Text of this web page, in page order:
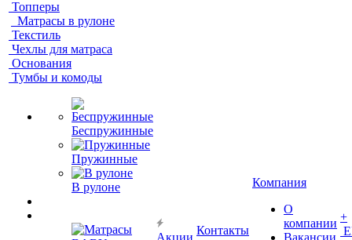
Топперы
Матрасы в рулоне
Текстиль
Чехлы для матраса
Основания
Тумбы и комоды
Беспружинные
Пружинные
В рулоне
Акции
Контакты
Компания
О
компании
Вакансии
+